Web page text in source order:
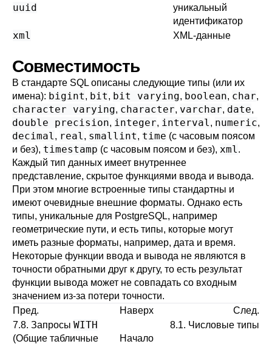
uuid
уникальный
идентификатор
xml XML-данные
Совместимость
В стандарте SQL описаны следующие типы (или их
имена): bigint, bit, bit varying, boolean, char,
character varying, character, varchar, date,
double precision, integer, interval, numeric,
decimal, real, smallint, time (с часовым поясом
и без), timestamp (с часовым поясом и без), xml.
Каждый тип данных имеет внутреннее
представление, скрытое функциями ввода и вывода.
При этом многие встроенные типы стандартны и
имеют очевидные внешние форматы. Однако есть
типы, уникальные для PostgreSQL, например
геометрические пути, и есть типы, которые могут
иметь разные форматы, например, дата и время.
Некоторые функции ввода и вывода не являются в
точности обратными друг к другу, то есть результат
функции вывода может не совпадать со входным
значением из-за потери точности.
Пред.
Наверх
След.
7.8. Запросы WITH
(Общие табличные
Начало
8.1. Числовые типы